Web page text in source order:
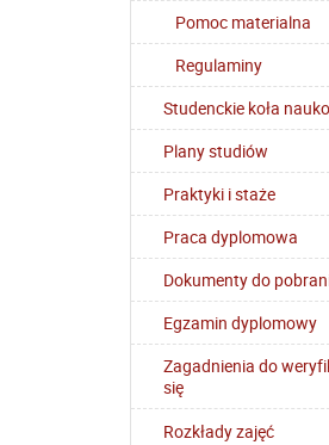
Pomoc materialna
Regulaminy
Studenckie koła
Plany studiów
Praktyki i staże
Praca dyplomowa
Dokumenty do
Egzamin dyplomowy
Zagadnienia do
się
Rozkłady zajęć